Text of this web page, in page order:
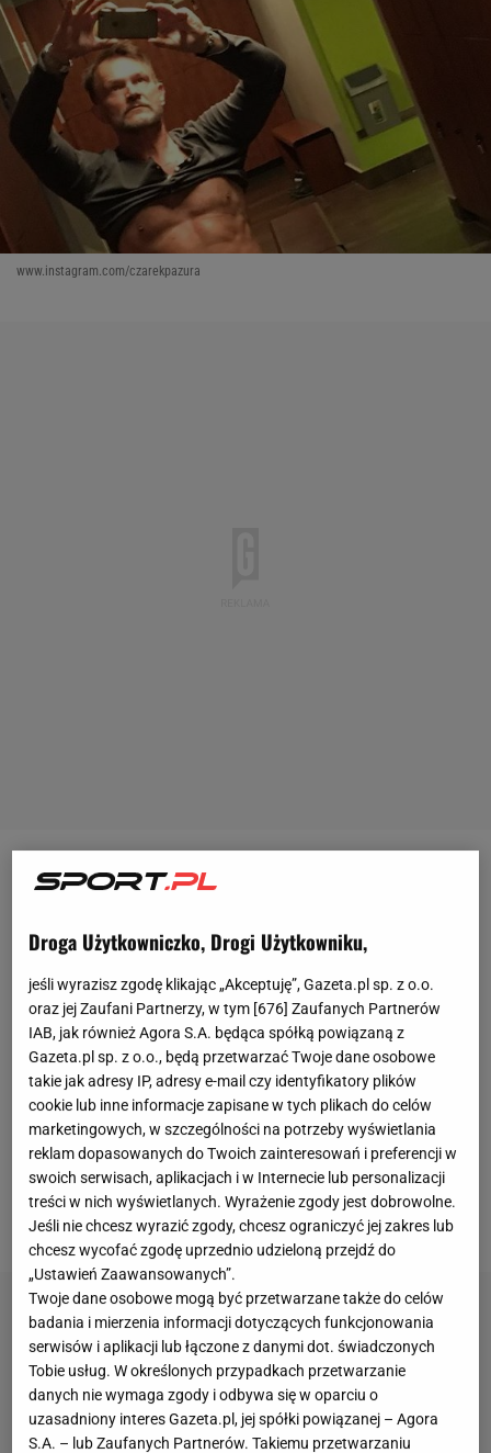
www.instagram.com/czarekpazura
Zobacz wideo
Cezary Pazura ma 56 lat
Ciężko w to uwierzyć, kiedy patrzy się na zdjęcia
Cezarego Pazury bezkoszulki. Aktor mimo wieku
wygląda naprawdę dobrze. Oczywiście duża w tym
zasługa z pewnością jego młodszej żony Edyty
Pazury, która swoją drogą niedawno została mamą
po raz trzeci. Tak czy inaczej przy trójce małych
dzieci trzeba mieć nie lada siły żeby to wszystko
ogarnąć.
Droga Użytkowniczko, Drogi Użytkowniku,
jeśli wyrazisz zgodę klikając „Akceptuję”, Gazeta.pl sp. z o.o.
oraz jej Zaufani Partnerzy, w tym [676] Zaufanych Partnerów
IAB, jak również Agora S.A. będąca spółką powiązaną z
Gazeta.pl sp. z o.o., będą przetwarzać Twoje dane osobowe
takie jak adresy IP, adresy e-mail czy identyfikatory plików
cookie lub inne informacje zapisane w tych plikach do celów
marketingowych, w szczególności na potrzeby wyświetlania
reklam dopasowanych do Twoich zainteresowań i preferencji w
swoich serwisach, aplikacjach i w Internecie lub personalizacji
treści w nich wyświetlanych. Wyrażenie zgody jest dobrowolne.
Jeśli nie chcesz wyrazić zgody, chcesz ograniczyć jej zakres lub
chcesz wycofać zgodę uprzednio udzieloną przejdź do
„Ustawień Zaawansowanych”.
Twoje dane osobowe mogą być przetwarzane także do celów
badania i mierzenia informacji dotyczących funkcjonowania
serwisów i aplikacji lub łączone z danymi dot. świadczonych
Tobie usług. W określonych przypadkach przetwarzanie
danych nie wymaga zgody i odbywa się w oparciu o
uzasadniony interes Gazeta.pl, jej spółki powiązanej – Agora
S.A. – lub Zaufanych Partnerów. Takiemu przetwarzaniu